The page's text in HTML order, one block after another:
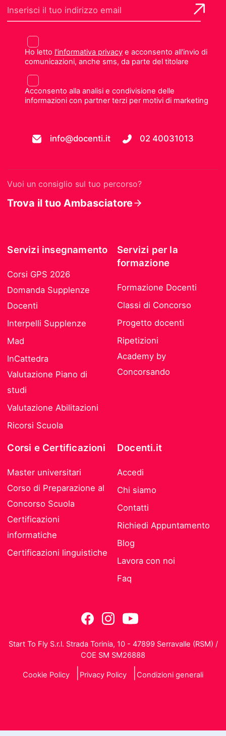
Ho letto l'informativa privacye acconsento all'invio di
comunicazioni, anche sms, da parte del titolare
Acconsento alla analisi e condivisione delle
informazioni con partner terzi per motivi di marketing
info@docenti.it 02 40031013
Vuoi un consiglio sul tuo percorso?
Trova il tuo Ambasciatore
Servizi insegnamento
Corsi GPS 2026
Domanda Supplenze
Docenti
Interpelli Supplenze
Mad
InCattedra
Valutazione Piano di
studi
Valutazione Abilitazioni
Ricorsi Scuola
Servizi per la
formazione
Formazione Docenti
Classi di Concorso
Progetto docenti
Ripetizioni
Academy by
Concorsando
Corsi e Certificazioni
Master universitari
Corso di Preparazione al
Concorso Scuola
Certificazioni
informatiche
Certificazioni linguistiche
Docenti.it
Accedi
Chi siamo
Contatti
Richiedi Appuntamento
Blog
Lavora con noi
Faq
Start To Fly S.r.l. Strada Torinia, 10 - 47899 Serravalle (RSM) /
COE SM SM26888
Cookie Policy Privacy Policy Condizioni generali